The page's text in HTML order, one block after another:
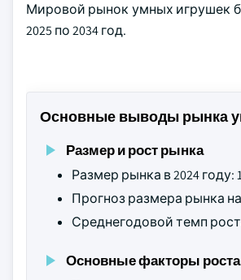
Мировой рынок умных игрушек
2025 по 2034 год.
Основные выводы рынка
Размер и рост рынка
Размер рынка в 2024
Прогноз размера рынка
Среднегодовой темп
Основные факторы